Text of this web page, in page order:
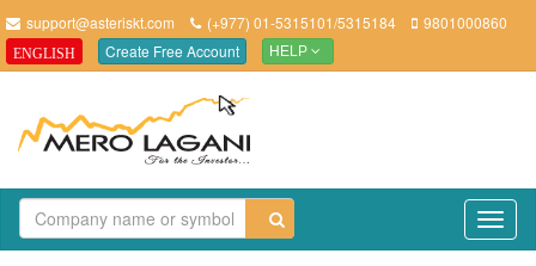
support@asteriskt.com (+977) 01-5315101/5315184 9801000860
ENGLISH Create Free Account HELP